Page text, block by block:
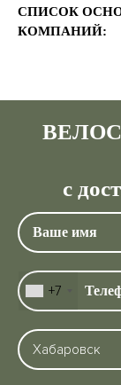
СПИСОК
КОМПАНИЙ:
с
+7